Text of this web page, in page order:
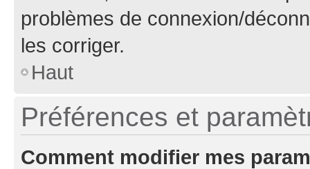
problèmes de connexion/
les corriger.
Haut
Préférences et
Comment modifier mes